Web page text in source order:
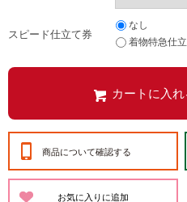
スピード仕立て券
なし
着物特急仕
商品について確認する